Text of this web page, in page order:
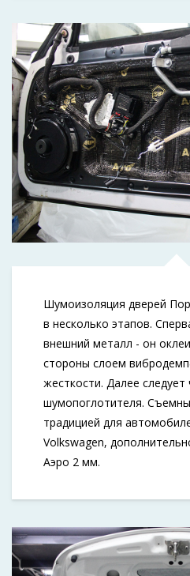
Шумоизоляция дверей
в несколько этапов.
внешний металл - он
стороны слоем
жесткости. Далее следует
шумопоглотителя.
традицией для
Volkswagen,
Аэро 2 мм.